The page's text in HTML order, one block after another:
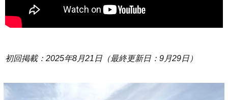
初回掲載： 2025年8月21日（最終更新日：9月29日）